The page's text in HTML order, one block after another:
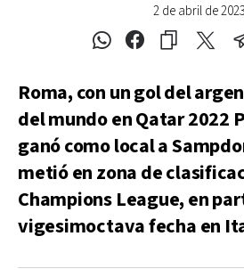
2 de abril de 2023
Roma, con un gol del
del mundo en Qatar 2022
ganó como local a
metió en zona de
Champions League, en
vigesimoctava fecha en